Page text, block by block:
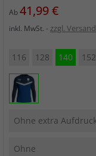
AbPreis
41,99 €
inkl. MwSt. zzgl. Versand
116 128 140 152